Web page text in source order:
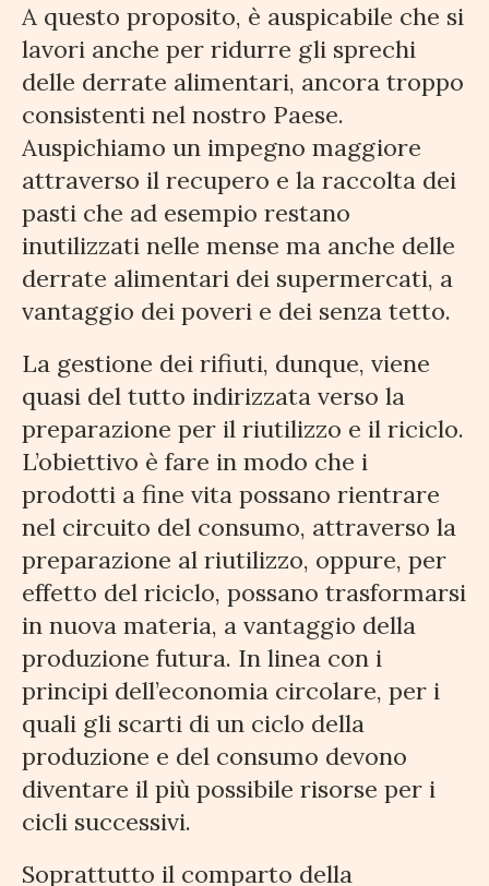
A questo proposito, è auspicabile che si
lavori anche per ridurre gli sprechi
delle derrate alimentari, ancora troppo
consistenti nel nostro Paese.
Auspichiamo un impegno maggiore
attraverso il recupero e la raccolta dei
pasti che ad esempio restano
inutilizzati nelle mense ma anche delle
derrate alimentari dei supermercati, a
vantaggio dei poveri e dei senza tetto.
La gestione dei rifiuti, dunque, viene
quasi del tutto indirizzata verso la
preparazione per il riutilizzo e il riciclo.
L’obiettivo è fare in modo che i
prodotti a fine vita possano rientrare
nel circuito del consumo, attraverso la
preparazione al riutilizzo, oppure, per
effetto del riciclo, possano trasformarsi
in nuova materia, a vantaggio della
produzione futura. In linea con i
principi dell’economia circolare, per i
quali gli scarti di un ciclo della
produzione e del consumo devono
diventare il più possibile risorse per i
cicli successivi.
Soprattutto il comparto della